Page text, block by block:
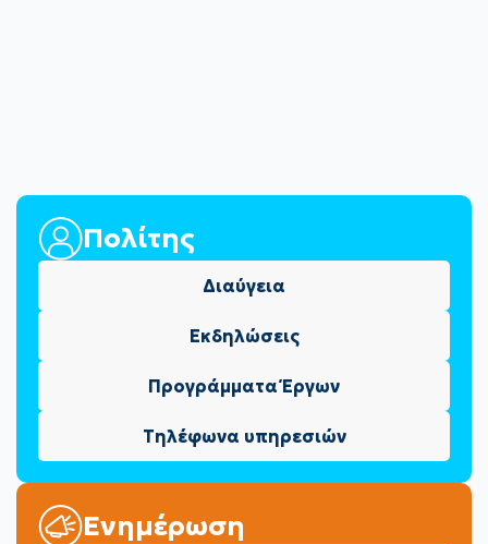
Πολίτης
Διαύγεια
Εκδηλώσεις
Προγράμματα Έργων
Τηλέφωνα υπηρεσιών
Ενημέρωση